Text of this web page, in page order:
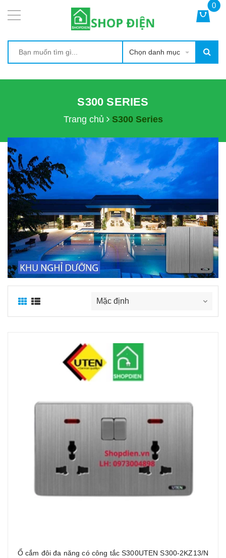
Chọn danh mục
0
S300 SERIES
Trang chủ S300 Series
Ổ cắm đôi đa năng có công tắc S300UTEN S300-2KZ13/N